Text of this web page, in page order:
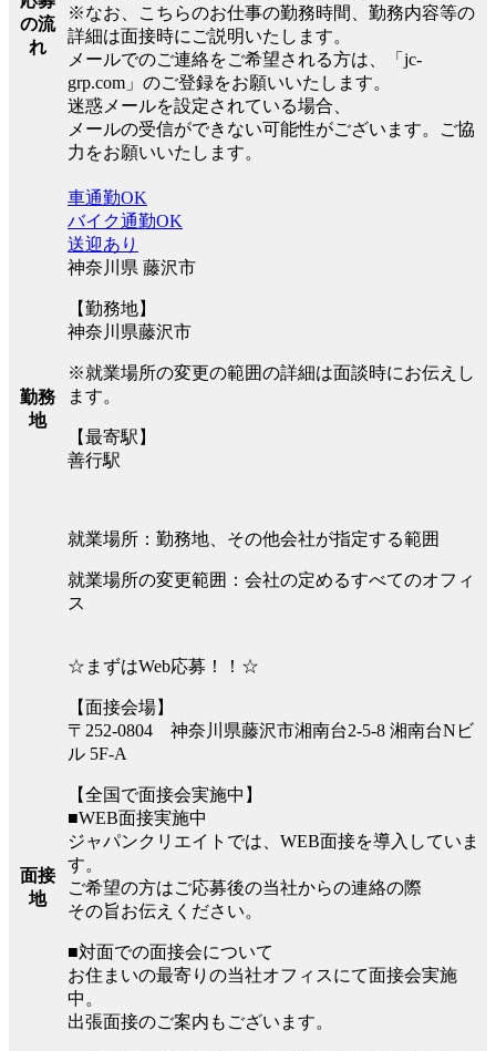
の流
れ
※なお、こちらのお仕事の勤務時間、勤務内容等の
詳細は面接時にご説明いたします。
メールでのご連絡をご希望される方は、「jc-
grp.com」のご登録をお願いいたします。
迷惑メールを設定されている場合、
メールの受信ができない可能性がございます。ご協
力をお願いいたします。
勤務
地
車通勤OK
バイク通勤OK
送迎あり
神奈川県 藤沢市
【勤務地】
神奈川県藤沢市
※就業場所の変更の範囲の詳細は面談時にお伝えし
ます。
【最寄駅】
善行駅
就業場所：勤務地、その他会社が指定する範囲
就業場所の変更範囲：会社の定めるすべてのオフィ
ス
面接
地
☆まずはWeb応募！！☆
【面接会場】
〒252-0804 神奈川県藤沢市湘南台2-5-8 湘南台Nビ
ル 5F-A
【全国で面接会実施中】
■WEB面接実施中
ジャパンクリエイトでは、WEB面接を導入していま
す。
ご希望の方はご応募後の当社からの連絡の際
その旨お伝えください。
■対面での面接会について
お住まいの最寄りの当社オフィスにて面接会実施
中。
出張面接のご案内もございます。